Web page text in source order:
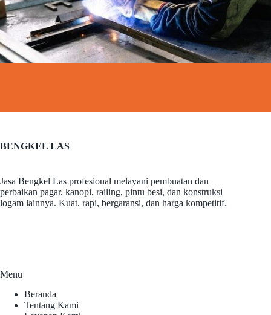
BENGKEL LAS
Jasa Bengkel Las profesional melayani pembuatan dan
perbaikan pagar, kanopi, railing, pintu besi, dan konstruksi
logam lainnya. Kuat, rapi, bergaransi, dan harga kompetitif.
Menu
Beranda
Tentang Kami